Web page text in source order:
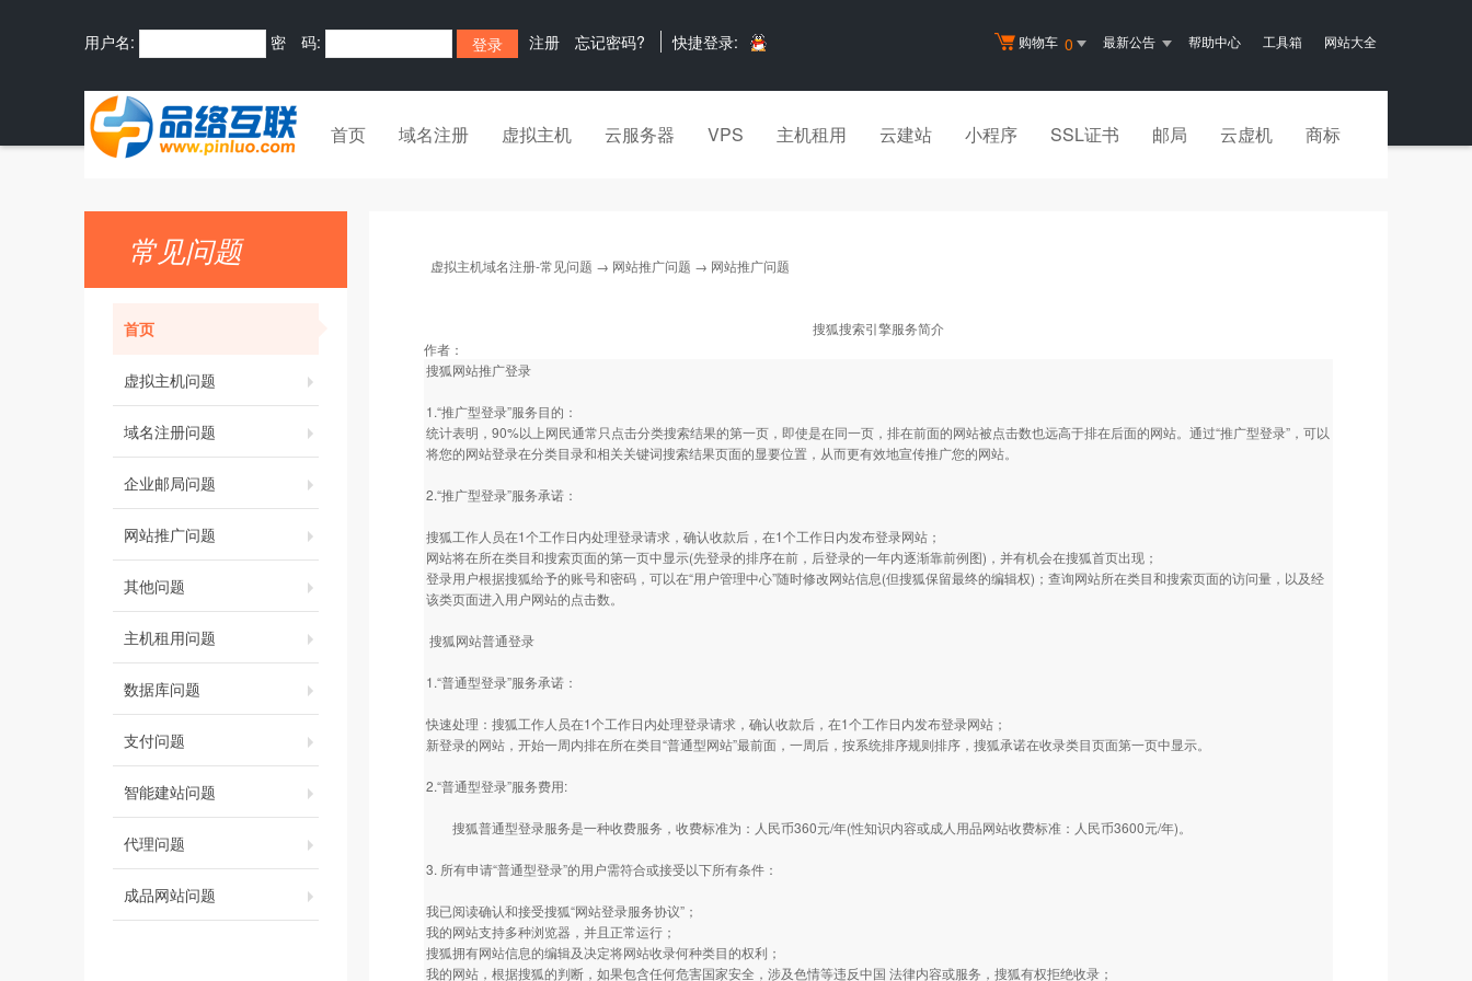
购物车 0 最新公告 帮助中心 工具箱 网站大全
用户名: 密 码: 注册 忘记密码? 快捷登录:
首页 域名注册 虚拟主机 云服务器 VPS 主机租用 云建站 小程序 SSL证书 邮局 云虚机 商标
常见问题
首页
虚拟主机问题
域名注册问题
企业邮局问题
网站推广问题
其他问题
主机租用问题
数据库问题
支付问题
智能建站问题
代理问题
成品网站问题
虚拟主机域名注册-常见问题 → 网站推广问题 → 网站推广问题
搜狐搜索引擎服务简介
作者：
搜狐网站推广登录
1.“推广型登录”服务目的：
统计表明，90%以上网民通常只点击分类搜索结果的第一页，即使是在同一页，排在前面的网站被点击数也远高于排在后面的网站。通过“推广型登录”，可以
将您的网站登录在分类目录和相关关键词搜索结果页面的显要位置，从而更有效地宣传推广您的网站。
2.“推广型登录”服务承诺：
搜狐工作人员在1个工作日内处理登录请求，确认收款后，在1个工作日内发布登录网站；
网站将在所在类目和搜索页面的第一页中显示(先登录的排序在前，后登录的一年内逐渐靠前例图)，并有机会在搜狐首页出现；
登录用户根据搜狐给予的账号和密码，可以在“用户管理中心”随时修改网站信息(但搜狐保留最终的编辑权)；查询网站所在类目和搜索页面的访问量，以及经
该类页面进入用户网站的点击数。
搜狐网站普通登录
1.“普通型登录”服务承诺：
快速处理：搜狐工作人员在1个工作日内处理登录请求，确认收款后，在1个工作日内发布登录网站；
新登录的网站，开始一周内排在所在类目“普通型网站”最前面，一周后，按系统排序规则排序，搜狐承诺在收录类目页面第一页中显示。
2.“普通型登录”服务费用:
搜狐普通型登录服务是一种收费服务，收费标准为：人民币360元/年(性知识内容或成人用品网站收费标准：人民币3600元/年)。
3. 所有申请“普通型登录”的用户需符合或接受以下所有条件：
我已阅读确认和接受搜狐“网站登录服务协议”；
我的网站支持多种浏览器，并且正常运行；
搜狐拥有网站信息的编辑及决定将网站收录何种类目的权利；
我的网站，根据搜狐的判断，如果包含任何危害国家安全，涉及色情等违反中国 法律内容或服务，搜狐有权拒绝收录；